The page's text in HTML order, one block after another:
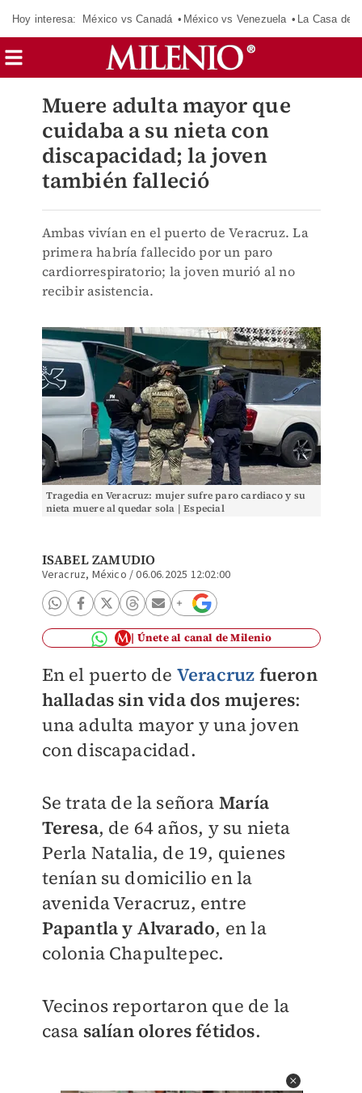
Hoy interesa: México vs Canadá México vs Venezuela La Casa de
Muere adulta mayor que
cuidaba a su nieta con
discapacidad; la joven
también falleció
Ambas vivían en el puerto de Veracruz. La
primera habría fallecido por un paro
cardiorrespiratorio; la joven murió al no
recibir asistencia.
Tragedia en Veracruz: mujer sufre paro cardiaco y su
nieta muere al quedar sola | Especial
ISABEL ZAMUDIO
Veracruz, México /06.06.2025 12:02:00
Únete al canal de Milenio
En el puerto de Veracruz fueron
halladas sin vida dos mujeres:
una adulta mayor y una joven
con discapacidad.
Se trata de la señora María
Teresa, de 64 años, y su nieta
Perla Natalia, de 19, quienes
tenían su domicilio en la
avenida Veracruz, entre
Papantla y Alvarado, en la
colonia Chapultepec.
Vecinos reportaron que de la
casa salían olores fétidos.